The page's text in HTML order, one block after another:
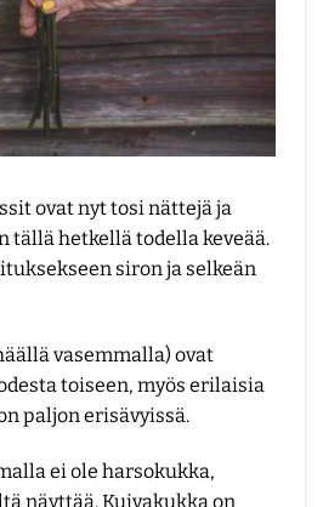
ovat nyt tosi nättejä ja
tällä hetkellä todella keveää.
siron ja selkeän
vasemmalla) ovat
toiseen, myös erilaisia
paljon erisävyissä.
ei ole harsokukka,
näyttää. Kuivakukka on